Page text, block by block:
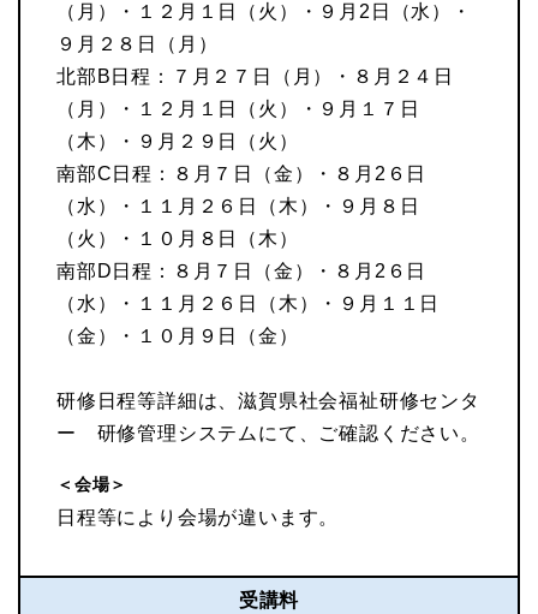
（月）・１２月１日（火）・９月2日（水）・
９月２８日（月）
北部B日程：７月２７日（月）・８月２４日
（月）・１２月１日（火）・９月１７日
（木）・９月２９日（火）
南部C日程：８月７日（金）・８月2６日
（水）・１１月２６日（木）・９月８日
（火）・１０月８日（木）
南部D日程：８月７日（金）・８月2６日
（水）・１１月２６日（木）・９月１１日
（金）・１０月９日（金）
研修日程等詳細は、滋賀県社会福祉研修センタ
ー 研修管理システムにて、ご確認ください。
＜会場＞
日程等により会場が違います。
受講料